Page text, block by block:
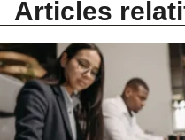
Articles